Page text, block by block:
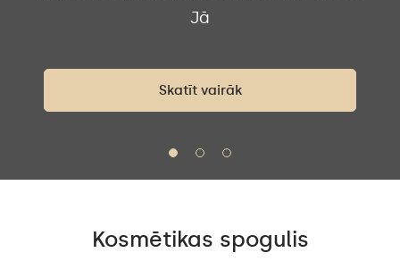
Jā
Skatīt vairāk
Kosmētikas spogulis